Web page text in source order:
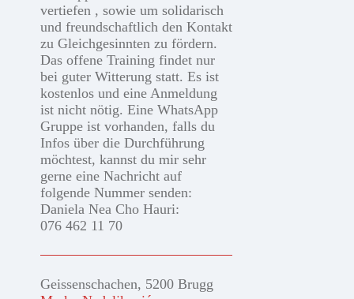
vertiefen , sowie um solidarisch
und freundschaftlich den Kontakt
zu Gleichgesinnten zu fördern.
Das offene Training findet nur
bei guter Witterung statt. Es ist
kostenlos und eine Anmeldung
ist nicht nötig. Eine WhatsApp
Gruppe ist vorhanden, falls du
Infos über die Durchführung
möchtest, kannst du mir sehr
gerne eine Nachricht auf
folgende Nummer senden:
Daniela Nea Cho Hauri:
076 462 11 70
Geissenschachen, 5200 Brugg